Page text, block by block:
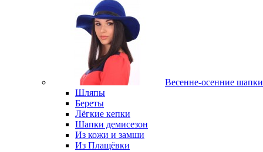
Весенне-осенние шапки
Шляпы
Береты
Лёгкие кепки
Шапки демисезон
Из кожи и замши
Из Плащёвки